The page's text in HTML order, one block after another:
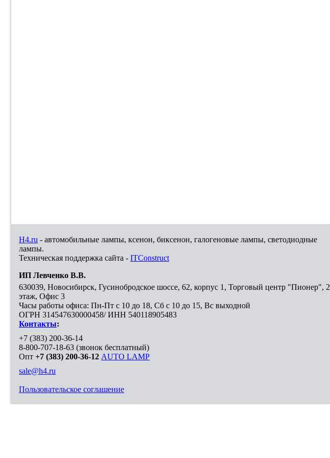
H4.ru - автомобильные лампы, ксенон, биксенон, галогеновые лампы, светодиодные
лампы.
Техническая поддержка сайта - ITConstruct
ИП Левченко В.В.
630039, Новосибирск, Гусинобродское шоссе, 62, корпус 1, Торговый центр "Пионер", 2
этаж, Офис 3
Часы работы офиса: Пн-Пт с 10 до 18, Сб с 10 до 15, Вс выходной
ОГРН 314547630000458/ ИНН 540118905483
Контакты:
+7 (383) 200-36-14
8-800-707-18-63 (звонок бесплатный)
Опт +7 (383) 200-36-12 AUTO LAMP
sale@h4.ru
Пользовательское соглашение